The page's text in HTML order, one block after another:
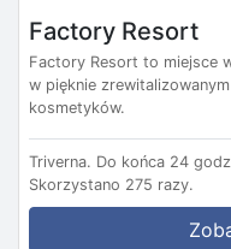
Factory Resort
Factory Resort to miejsce
w pięknie
kosmetyków.
Triverna. Do końca 24
Skorzystano 275 razy.